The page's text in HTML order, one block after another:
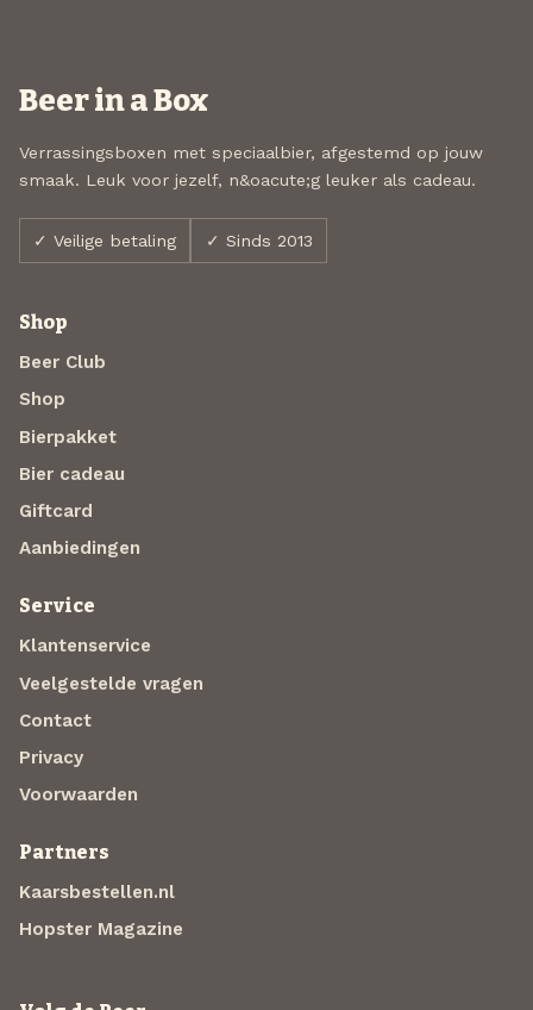
Beer in a Box
Verrassingsboxen met speciaalbier, afgestemd op jouw
smaak. Leuk voor jezelf, n&oacute;g leuker als cadeau.
✓ Veilige betaling ✓ Sinds 2013
Shop
Beer Club
Shop
Bierpakket
Bier cadeau
Giftcard
Aanbiedingen
Service
Klantenservice
Veelgestelde vragen
Contact
Privacy
Voorwaarden
Partners
Kaarsbestellen.nl
Hopster Magazine